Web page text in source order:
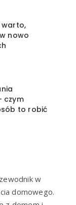
warto,
nowo
czym
to robić
w
domowego.